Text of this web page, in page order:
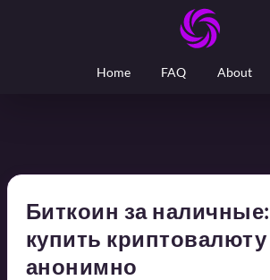
Home FAQ About
Биткоин за наличные:
купить криптовалюту
анонимно